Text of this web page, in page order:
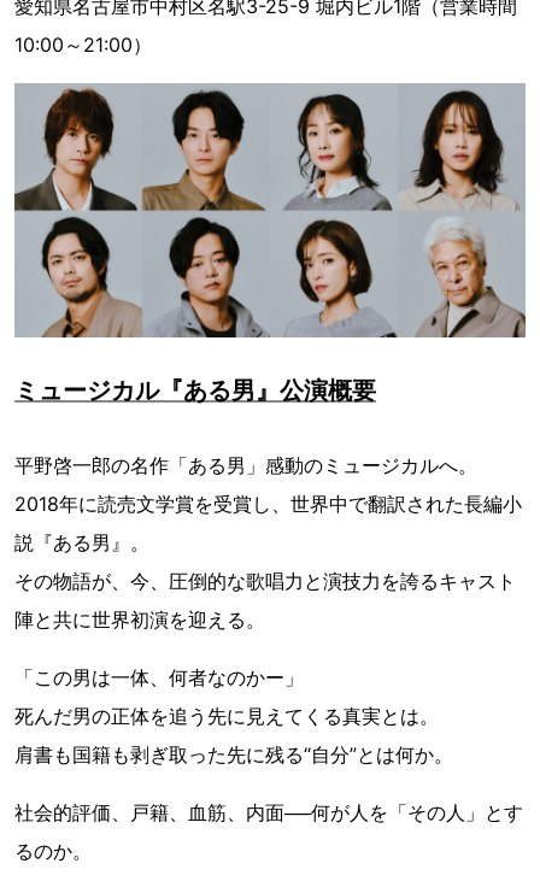
愛知県名古屋市中村区名駅3-25-9 堀内ビル1階（営業時間
10:00～21:00）
ミュージカル『ある男』公演概要
平野啓一郎の名作「ある男」感動のミュージカルへ。
2018年に読売文学賞を受賞し、世界中で翻訳された長編小
説『ある男』。
その物語が、今、圧倒的な歌唱力と演技力を誇るキャスト
陣と共に世界初演を迎える。
「この男は一体、何者なのかー」
死んだ男の正体を追う先に見えてくる真実とは。
肩書も国籍も剥ぎ取った先に残る“自分”とは何か。
社会的評価、戸籍、血筋、内面──何が人を「その人」とす
るのか。